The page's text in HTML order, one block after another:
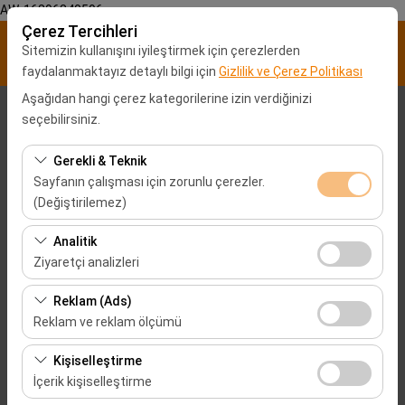
AW-16896840596
Çerez Tercihleri
Sitemizin kullanışını iyileştirmek için çerezlerden
faydalanmaktayız detaylı bilgi için Gizlilik ve Çerez Politikası
Aşağıdan hangi çerez kategorilerine izin verdiğinizi
seçebilirsiniz.
Gerekli & Teknik
Sayfanın çalışması için zorunlu çerezler.
(Değiştirilemez)
Bu çerezler sitenin doğru şekilde çalışması, güvenlik,
oturum yönetimi ve temel işlevler için gereklidir. Devre
dışı bırakılamaz.
Analitik
Ziyaretçi analizleri
Bu çerezler, sitemizin nasıl kullanıldığını (ziyaretçi sayısı,
en çok ziyaret edilen sayfalar, kullanıcı davranışları)
analiz etmemizi sağlar. Bu veriler, web sitesi
performansını ölçmek ve kullanıcı deneyimini sürekli
iyileştirmek için kullanılır.
Reklam (Ads)
Reklam ve reklam ölçümü
Bu çerezler, size ilgi alanlarınıza uygun kişiselleştirilmiş
reklamlar göstermemize ve reklam kampanyalarımızın
etkinliğini (gösterim sayısı, tıklama oranı) ölçmemize
Kişiselleştirme
İçerik kişiselleştirme
Alış Lokasyonu
Malatya Şehir merkezi
Aracı farklı bir lokasyona bırakacağım
Mersin Şehir Merkezi
Alış Tarih & Saat
09:00
Bırakış Tarih & Saat